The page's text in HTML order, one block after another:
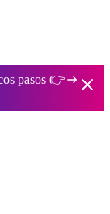
pasos 👉